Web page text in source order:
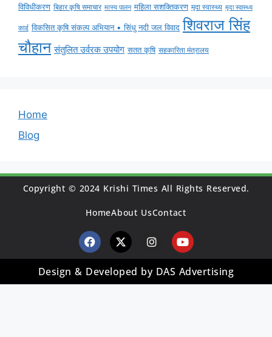
विविधीकरण बिहार कृषि समाचार मत्स्य पालन महिला सशक्तिकरण मृदा स्वास्थ्य मृदा स्वास्थ्य
कार्ड विकसित कृषि संकल्प अभियान • सिंधु नदी जल विवाद शिवराज सिंह
चौहान संतुलित उर्वरक उपयोग सतत कृषि सहकारिता मंत्रालय
Home
Blog
Copyright © 2024 Krishi Times All Rights Reserved.
HomeAbout UsContact
Design & Developed by DAS Advertising